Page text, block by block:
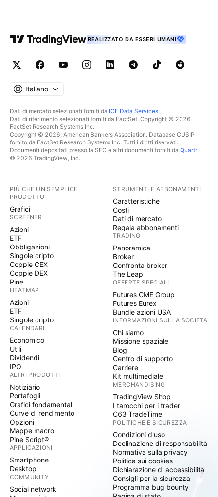
REALIZZATO DA ESSERI UMANI
Italiano
Dati di mercato selezionati forniti da ICE Data Services.
Dati di riferimento selezionati forniti da FactSet. Copyright © 2026
FactSet Research Systems Inc.
Copyright © 2026, American Bankers Association. Database CUSIP
fornito da FactSet Research Systems Inc. Tutti i diritti riservati.
Documenti depositati presso la SEC e altri documenti forniti da Quartr.
© 2026 TradingView, Inc.
PIÙ CHE UN SEMPLICE
PRODOTTO
Grafici
SCREENER
Azioni
ETF
Obbligazioni
Singole cripto
Coppie CEX
Coppie DEX
Pine
HEATMAP
Azioni
ETF
Singole cripto
CALENDARI
Economico
Utili
Dividendi
IPO
ALTRI PRODOTTI
Notiziario
Portafogli
Grafici fondamentali
Curve di rendimento
Opzioni
Mappe macro
Pine Script®
APPLICAZIONI
Smartphone
Desktop
COMMUNITY
Social network
STRUMENTI E ABBONAMENTI
Caratteristiche
Costi
Dati di mercato
Regala abbonamenti
TRADING
Panoramica
Broker
Confronta broker
The Leap
OFFERTE SPECIALI
Futures CME Group
Futures Eurex
Bundle azioni USA
INFORMAZIONI SULLA SOCIETÀ
Chi siamo
Missione spaziale
Blog
Centro di supporto
Carriere
Kit multimediale
MERCHANDISING
TradingView Shop
I tarocchi per i trader
C63 TradeTime
POLITICHE E SICUREZZA
Condizioni d'uso
Declinazione di responsabilità
Normativa sulla privacy
Politica sui cookies
Dichiarazione di accessibilità
Consigli per la sicurezza
Programma bug bounty